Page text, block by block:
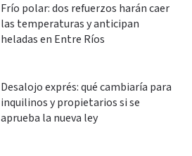
Frío polar: dos refuerzos harán caer
las temperaturas y anticipan
heladas en Entre Ríos
Desalojo exprés: qué cambiaría para
inquilinos y propietarios si se
aprueba la nueva ley